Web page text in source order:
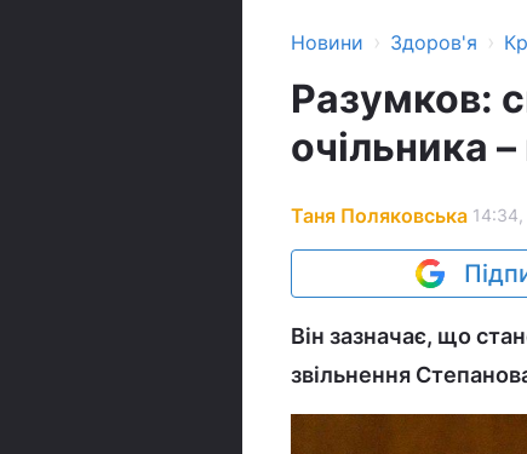
Новини › Здоров'я ›
Разумков:
очільника
Таня Поляковська 14:34,
Він зазначає, що
звільнення